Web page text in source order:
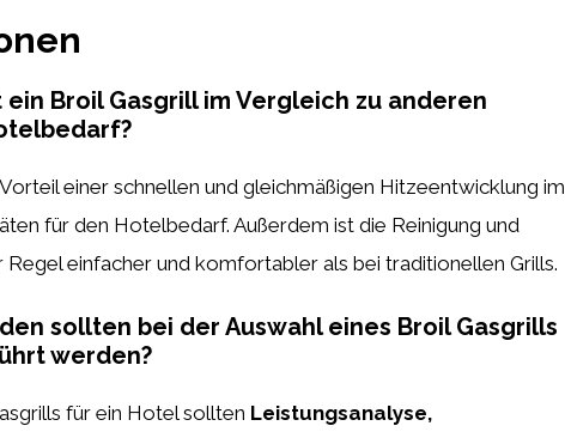
Broil Gasgrill im Vergleich zu anderen
einer schnellen und gleichmäßigen Hitzeentwicklung im
für den Hotelbedarf. Außerdem ist die Reinigung und
Regel einfacher und komfortabler als bei traditionellen Grills.
sollten bei der Auswahl eines Broil Gasgrills
werden?
für ein Hotel sollten Leistungsanalyse,